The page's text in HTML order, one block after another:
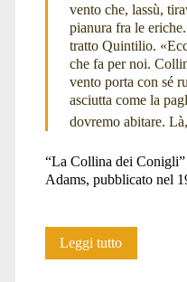
vento che, lassù,
pianura fra le
tratto Quintilio.
che fa per noi.
vento porta con sé
asciutta come la
dovremo abitare.
“La Collina dei
Adams, pubblicato nel
Leggi tuttoParole,